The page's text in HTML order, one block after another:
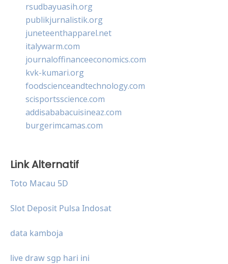
rsudbayuasih.org
publikjurnalistik.org
juneteenthapparel.net
italywarm.com
journaloffinanceeconomics.com
kvk-kumari.org
foodscienceandtechnology.com
scisportsscience.com
addisababacuisineaz.com
burgerimcamas.com
Link Alternatif
Toto Macau 5D
Slot Deposit Pulsa Indosat
data kamboja
live draw sgp hari ini